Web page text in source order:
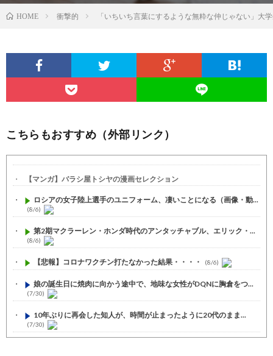
HOME 衝撃的 「いちいち言葉にするような無粋な仲じゃない」
こちらもおすすめ（外部リンク）
【マンガ】バラシ屋トシヤの漫画セレクション
ロシアの女子陸上選手のユニフォーム、凄いことになる（画像・動...
(8/6)
第2期マクラーレン・ホンダ時代のアンタッチャブル、エリック・...
(8/6)
【悲報】コロナワクチン打たなかった結果・・・・ (8/6)
娘の誕生日に焼肉に向かう途中で、地味な女性がDQNに胸倉をつ...
(7/30)
10年ぶりに再会した知人が、時間が止まったように20代のまま...
(7/30)